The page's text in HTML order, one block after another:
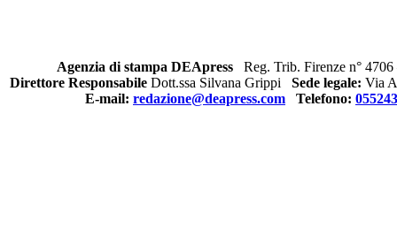
Agenzia di stampa DEApress Reg. Trib. Firenze n° 4706
Direttore Responsabile Dott.ssa Silvana Grippi Sede legale: Via
E-mail: redazione@deapress.com Telefono: